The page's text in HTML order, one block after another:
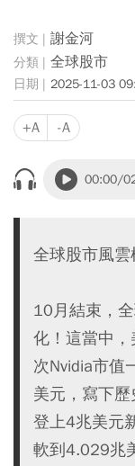
謝金河
全球股市
2025-11-03
+A -A
00:00/
全球股市風雲
10月結束，
化！這當中
次Nvidia市值
美元，寫下
登上4兆美元
軟到4.029兆